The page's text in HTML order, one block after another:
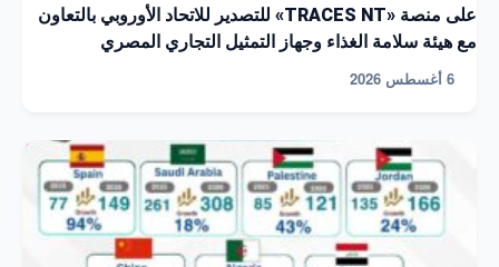
على منصة «TRACES NT» للتصدير للاتحاد الأوروبي بالتعاون
مع هيئة سلامة الغذاء وجهاز التمثيل التجاري المصري
6 أغسطس 2026